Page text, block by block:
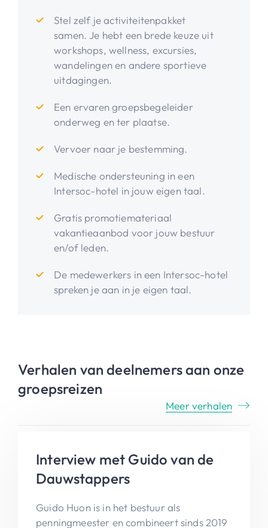
Stel zelf je activiteitenpakket
samen. Je hebt een brede keuze uit
workshops, wellness, excursies,
wandelingen en andere sportieve
uitdagingen.
Een ervaren groepsbegeleider
onderweg en ter plaatse.
Vervoer naar je bestemming.
Medische ondersteuning in een
Intersoc-hotel in jouw eigen taal.
Gratis promotiemateriaal
vakantieaanbod voor jouw bestuur
en/of leden.
De medewerkers in een Intersoc-hotel
spreken je aan in je eigen taal.
Verhalen van deelnemers aan onze
groepsreizen
Meer verhalen
Interview met Guido van de
Dauwstappers
Guido Huon is in het bestuur als
penningmeester en combineert sinds 2019